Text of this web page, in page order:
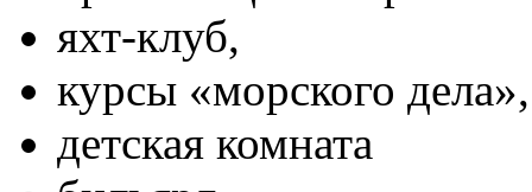
яхт-клуб,
курсы «морского дела»,
детская комната